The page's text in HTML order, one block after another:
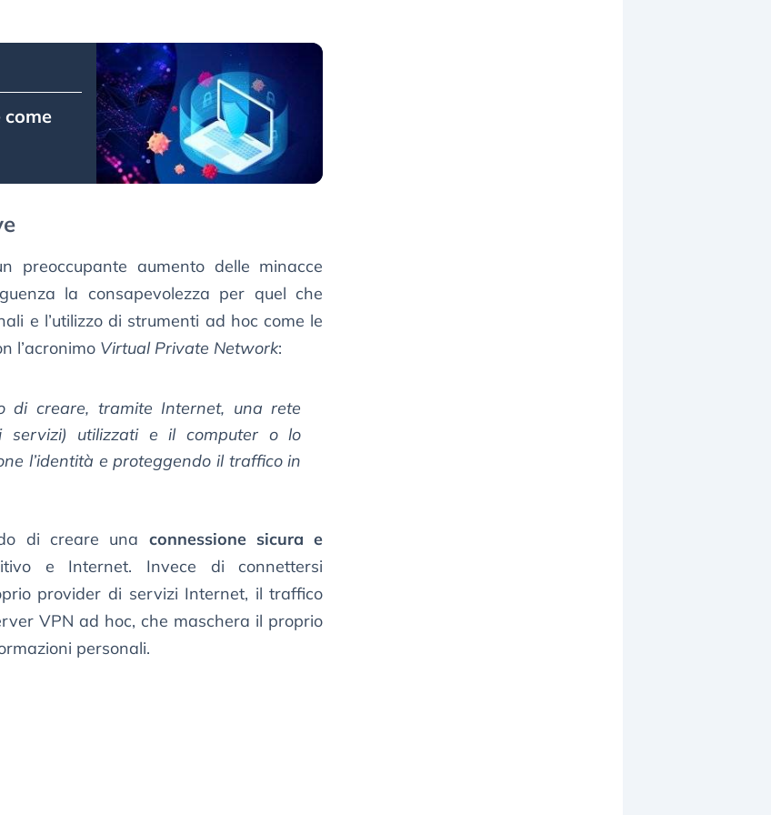
aumento delle minacce
la consapevolezza per quel che
e l’utilizzo di strumenti ad hoc come le
l’acronimo Virtual Private Network:
di creare, tramite Internet, una rete
utilizzati e il computer o lo
l’identità e proteggendo il traffico in
di creare una connessione sicura e
e Internet. Invece di connettersi
provider di servizi Internet, il traffico
VPN ad hoc, che maschera il proprio
personali.